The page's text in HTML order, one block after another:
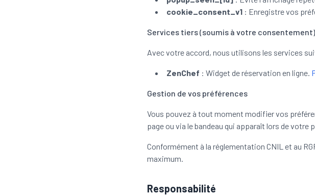
cookie_consent_v1 : Enregistre vos
Services tiers (soumis à votre consentement)
Avec votre accord, nous utilisons les services
ZenChef : Widget de réservation en ligne.
Gestion de vos préférences
Vous pouvez à tout moment modifier vos
page ou via le bandeau qui apparaît lors de votre
Conformément à la réglementation CNIL et au
maximum.
Responsabilité